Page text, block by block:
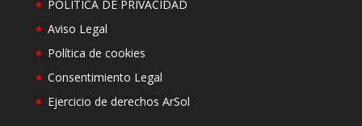
POLÍTICA DE PRIVACIDAD
Aviso Legal
Política de cookies
Consentimiento Legal
Ejercicio de derechos ArSol